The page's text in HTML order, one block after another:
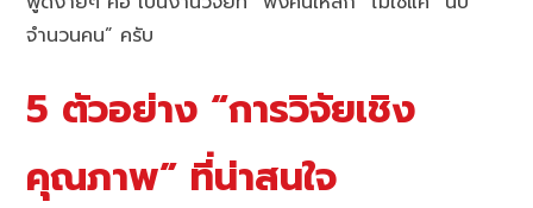
จำนวนคน” ครับ
5 ตัวอย่าง “การวิจัยเชิง
คุณภาพ” ที่น่าสนใจ